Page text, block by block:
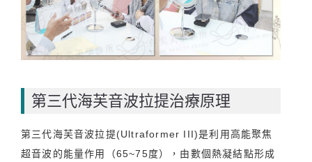
第三代海芙音波拉提治療原理
第三代海芙音波拉提(Ultraformer III)是利用高能聚焦
超音波的能量作用（65~75度），由數個熱凝結點形成